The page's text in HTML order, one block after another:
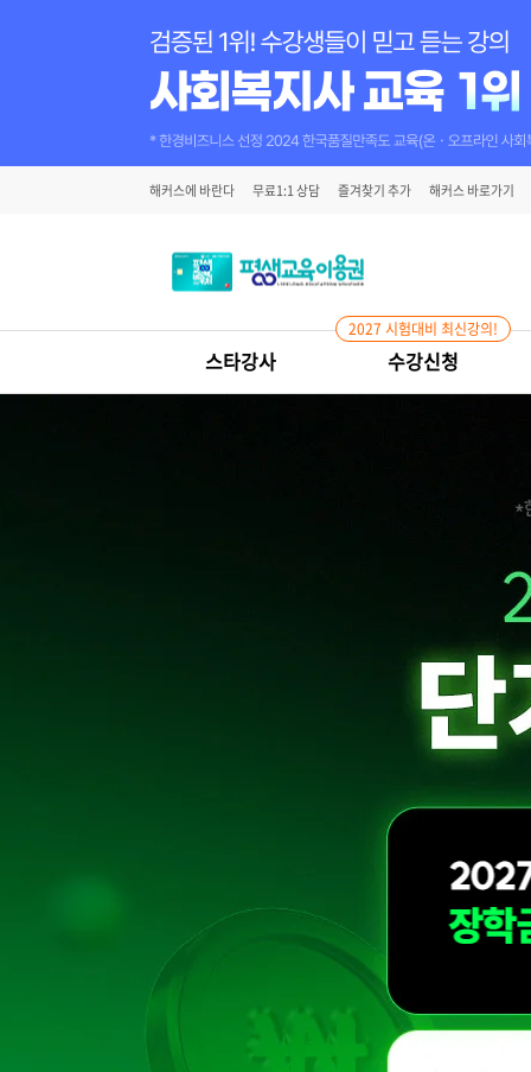
해커스에 바란다 무료1:1 상담 즐겨찾기 추가 해커스 바로가기
스타강사 수강신청
2027 시험대비 최신강의!